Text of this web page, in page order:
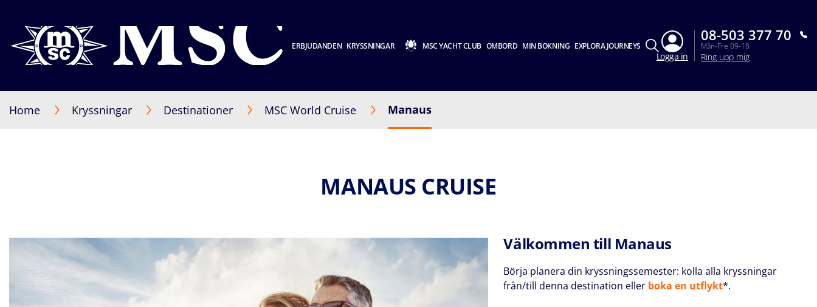
ERBJUDANDEN KRYSSNINGAR MSC YACHT CLUB OMBORD MIN BOKNING EXPLORA JOURNEYS
Logga in
08-503 377 70
Mån-Fre 09-18
Ring upp mig
Home Kryssningar Destinationer MSC World Cruise Manaus
MANAUS CRUISE
Välkommen till Manaus
Börja planera din kryssningssemester: kolla alla kryssningar
från/till denna destination eller boka en utflykt*.